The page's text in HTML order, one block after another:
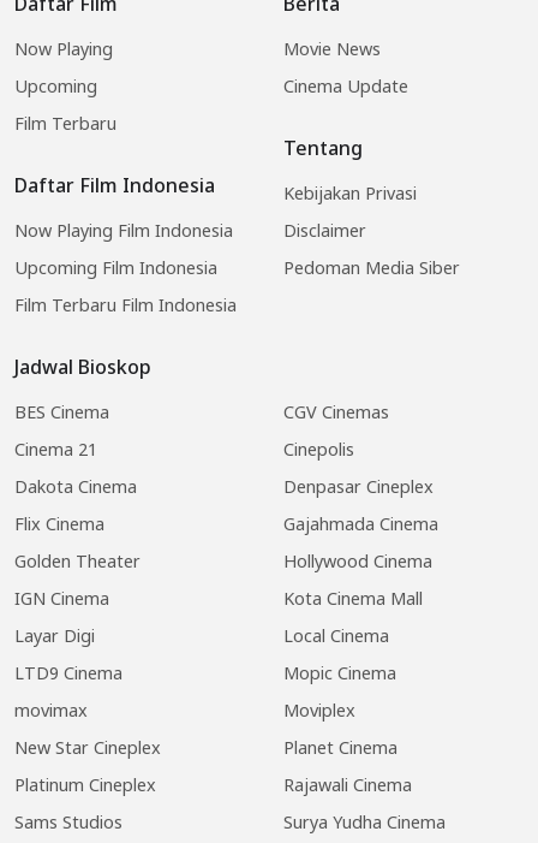
Now Playing
Upcoming
Film Terbaru
Daftar Film Indonesia
Now Playing Film Indonesia
Upcoming Film Indonesia
Film Terbaru Film Indonesia
Jadwal Bioskop
BES Cinema
CGV Cinemas
Cinema 21
Cinepolis
Dakota Cinema
Denpasar Cineplex
Flix Cinema
Gajahmada Cinema
Golden Theater
Hollywood Cinema
IGN Cinema
Kota Cinema Mall
Layar Digi
Local Cinema
LTD9 Cinema
Mopic Cinema
movimax
Moviplex
New Star Cineplex
Planet Cinema
Platinum Cineplex
Rajawali Cinema
Sams Studios
Surya Yudha Cinema
Movie News
Cinema Update
Tentang
Kebijakan Privasi
Disclaimer
Pedoman Media Siber